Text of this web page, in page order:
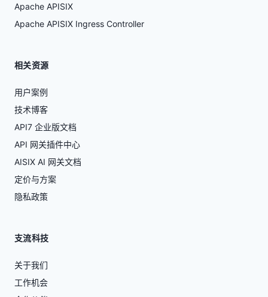
Apache APISIX
Apache APISIX Ingress Controller
相关资源
用户案例
技术博客
API7 企业版文档
API 网关插件中心
AISIX AI 网关文档
定价与方案
隐私政策
支流科技
关于我们
工作机会